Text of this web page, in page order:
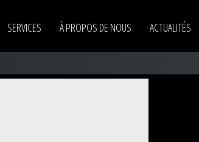
Chariots élévateurs électriques Linde
SERVICES À PROPOS DE NOUS ACTUALITÉS